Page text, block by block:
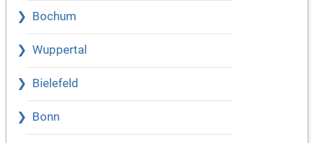
Bochum
Wuppertal
Bielefeld
Bonn